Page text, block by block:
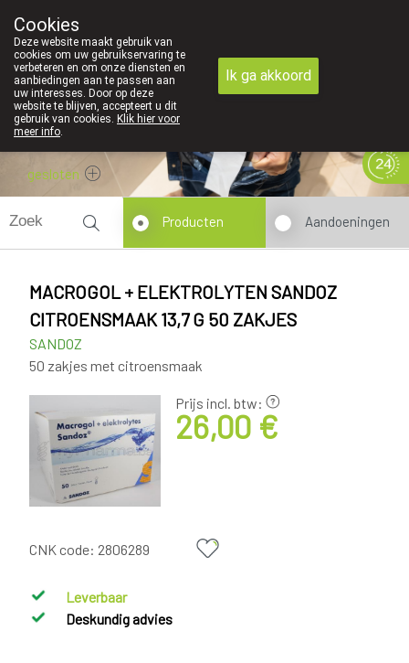
gesloten
Producten Aandoeningen
MACROGOL + ELEKTROLYTEN SANDOZ
CITROENSMAAK 13,7 G 50 ZAKJES
SANDOZ
50 zakjes met citroensmaak
Prijs incl. btw:
26,00 €
CNK code: 2806289
Leverbaar
Deskundig advies
Cookies
Deze website maakt gebruik van
cookies om uw gebruikservaring te
verbeteren en om onze diensten en
aanbiedingen aan te passen aan
uw interesses. Door op deze
website te blijven, accepteert u dit
gebruik van cookies. Klik hier voor
meer info.
Ik ga akkoord